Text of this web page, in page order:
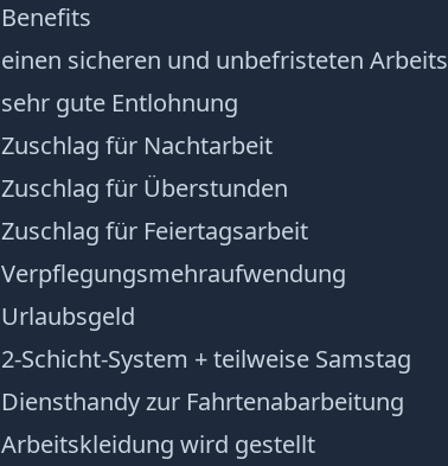
Benefits
einen sicheren und unbefristeten
sehr gute Entlohnung
Zuschlag für Nachtarbeit
Zuschlag für Überstunden
Zuschlag für Feiertagsarbeit
Verpflegungsmehraufwendung
Urlaubsgeld
2-Schicht-System + teilweise Samstag
Diensthandy zur Fahrtenabarbeitung
Arbeitskleidung wird gestellt